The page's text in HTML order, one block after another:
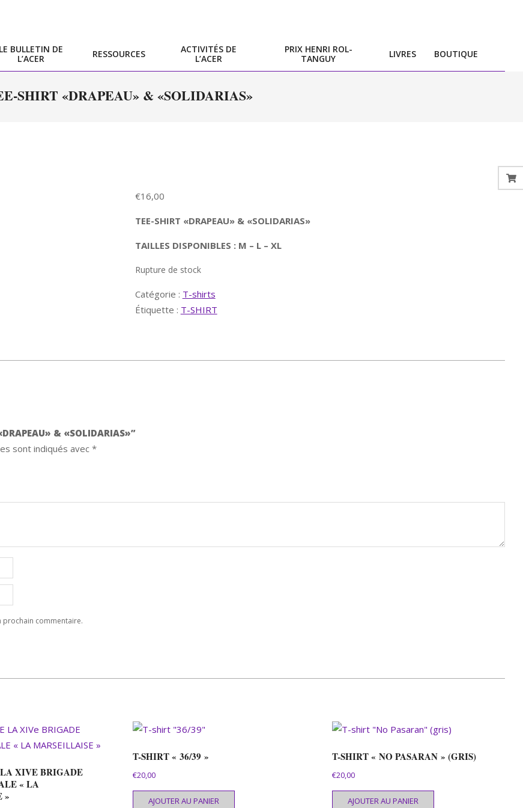
Primary
Menu
LE BULLETIN DE
L’ACER
RESSOURCES
ACTIVITÉS DE
L’ACER
PRIX HENRI ROL-
TANGUY
LIVRES BOUTIQUE
SHIRT «DRAPEAU» & «SOLIDARIAS»
€16,00
TEE-SHIRT «DRAPEAU» & «SOLIDARIAS»
TAILLES DISPONIBLES : M – L – XL
Rupture de stock
Catégorie : T-shirts
Étiquette : T-SHIRT
& «SOLIDARIAS»”
sont indiqués avec*
prochain commentaire.
XIVE BRIGADE
« LA
»
T-SHIRT « 36/39 »
€20,00
AJOUTER AU PANIER
T-SHIRT « NO PASARAN » (GRIS)
€20,00
AJOUTER AU PANIER